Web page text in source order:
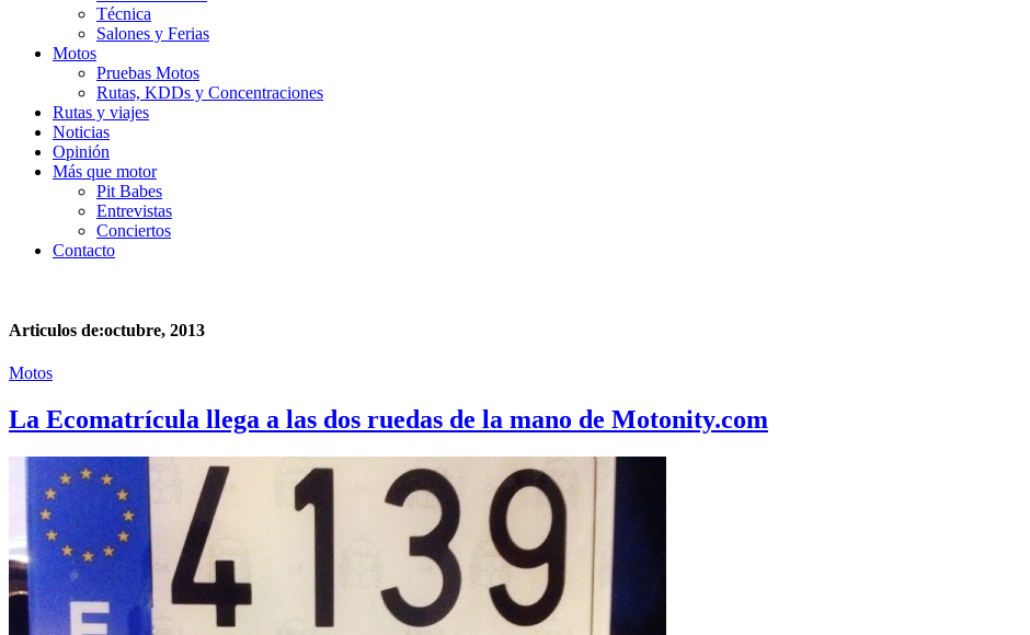
Técnica
Salones y Ferias
Motos
Pruebas Motos
Rutas, KDDs y Concentraciones
Rutas y viajes
Noticias
Opinión
Más que motor
Pit Babes
Entrevistas
Conciertos
Contacto
Articulos de:octubre, 2013
Motos
La Ecomatrícula llega a las dos ruedas de la mano de Motonity.com